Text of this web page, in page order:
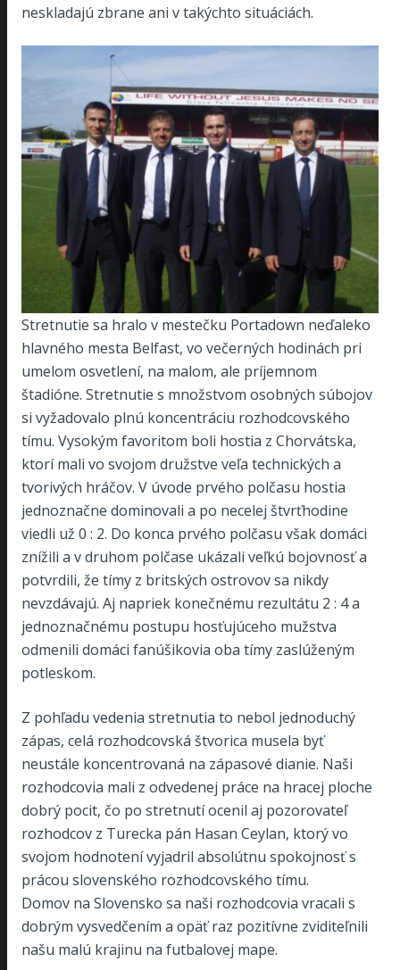
neskladajú zbrane ani v takýchto situáciách.
Stretnutie sa hralo v mestečku Portadown neďaleko
hlavného mesta Belfast, vo večerných hodinách pri
umelom osvetlení, na malom, ale príjemnom
štadióne. Stretnutie s množstvom osobných súbojov
si vyžadovalo plnú koncentráciu rozhodcovského
tímu. Vysokým favoritom boli hostia z Chorvátska,
ktorí mali vo svojom družstve veľa technických a
tvorivých hráčov. V úvode prvého polčasu hostia
jednoznačne dominovali a po necelej štvrťhodine
viedli už 0 : 2. Do konca prvého polčasu však domáci
znížili a v druhom polčase ukázali veľkú bojovnosť a
potvrdili, že tímy z britských ostrovov sa nikdy
nevzdávajú. Aj napriek konečnému rezultátu 2 : 4 a
jednoznačnému postupu hosťujúceho mužstva
odmenili domáci fanúšikovia oba tímy zaslúženým
potleskom.
Z pohľadu vedenia stretnutia to nebol jednoduchý
zápas, celá rozhodcovská štvorica musela byť
neustále koncentrovaná na zápasové dianie. Naši
rozhodcovia mali z odvedenej práce na hracej ploche
dobrý pocit, čo po stretnutí ocenil aj pozorovateľ
rozhodcov z Turecka pán Hasan Ceylan, ktorý vo
svojom hodnotení vyjadril absolútnu spokojnosť s
prácou slovenského rozhodcovského tímu.
Domov na Slovensko sa naši rozhodcovia vracali s
dobrým vysvedčením a opäť raz pozitívne zviditeľnili
našu malú krajinu na futbalovej mape.